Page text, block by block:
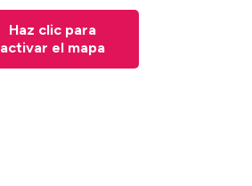
Haz clic para
activar el mapa